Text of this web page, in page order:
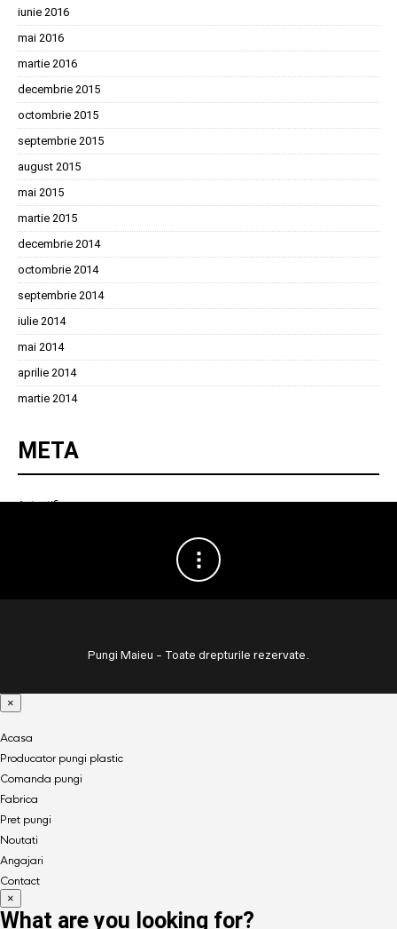
iunie 2016
mai 2016
martie 2016
decembrie 2015
octombrie 2015
septembrie 2015
august 2015
mai 2015
martie 2015
decembrie 2014
octombrie 2014
septembrie 2014
iulie 2014
mai 2014
aprilie 2014
martie 2014
META
Autentificare
Pungi Maieu - Toate drepturile rezervate.
×
Acasa
Producator pungi plastic
Comanda pungi
Fabrica
Pret pungi
Noutati
Angajari
Contact
×
What are you looking for?